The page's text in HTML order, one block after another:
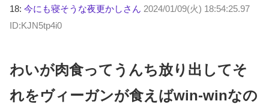
18: 今にも寝そうな夜更かしさん 2024/01/09(火) 18:54:25.97
ID:KJN5tp4i0
わいが肉食ってうんち放り出してそ
れをヴィーガンが食えばwin-winなの